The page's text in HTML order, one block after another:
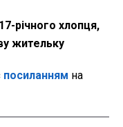
річного хлопця,
жительку
посиланням на